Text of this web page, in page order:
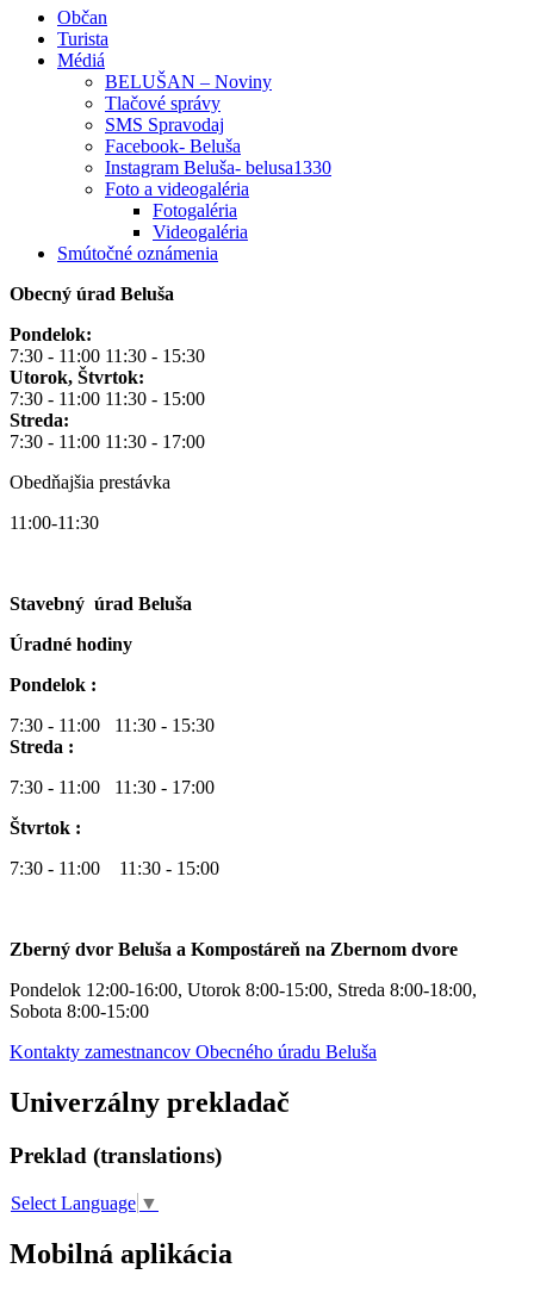
Občan
Turista
Médiá
BELUŠAN – Noviny
Tlačové správy
SMS Spravodaj
Facebook- Beluša
Instagram Beluša- belusa1330
Foto a videogaléria
Fotogaléria
Videogaléria
Smútočné oznámenia
Obecný úrad Beluša
Pondelok:
7:30 - 11:00 11:30 - 15:30
Utorok, Štvrtok:
7:30 - 11:00 11:30 - 15:00
Streda:
7:30 - 11:00 11:30 - 17:00
Obedňajšia prestávka
11:00-11:30
Stavebný úrad Beluša
Úradné hodiny
Pondelok :
7:30 - 11:00 11:30 - 15:30
Streda :
7:30 - 11:00 11:30 - 17:00
Štvrtok :
7:30 - 11:00 11:30 - 15:00
Zberný dvor Beluša a Kompostáreň na Zbernom dvore
Pondelok 12:00-16:00, Utorok 8:00-15:00, Streda 8:00-18:00,
Sobota 8:00-15:00
Kontakty zamestnancov Obecného úradu Beluša
Univerzálny prekladač
Preklad (translations)
Select Language ▼
Mobilná aplikácia